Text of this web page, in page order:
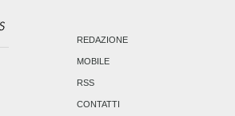
REDAZIONE
MOBILE
RSS
CONTATTI